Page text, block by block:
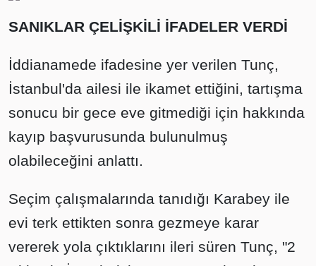
SANIKLAR ÇELİŞKİLİ İFADELER VERDİ
İddianamede ifadesine yer verilen Tunç,
İstanbul'da ailesi ile ikamet ettiğini, tartışma
sonucu bir gece eve gitmediği için hakkında
kayıp başvurusunda bulunulmuş
olabileceğini anlattı.
Seçim çalışmalarında tanıdığı Karabey ile
evi terk ettikten sonra gezmeye karar
vererek yola çıktıklarını ileri süren Tunç, "2